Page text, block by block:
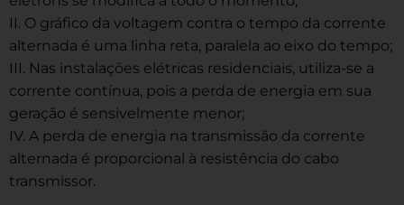
II. O gráfico da voltagem contra o tempo da corrente
alternada é uma linha reta, paralela ao eixo do tempo;
III. Nas instalações elétricas residenciais, utiliza-se a
corrente contínua, pois a perda de energia em sua
geração é sensivelmente menor;
IV. A perda de energia na transmissão da corrente
alternada é proporcional à resistência do cabo
transmissor.